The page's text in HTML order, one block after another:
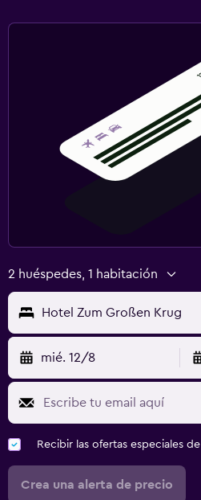
2 huéspedes, 1 habitación
Hotel Zum Großen Krug
mié. 12/8
Recibir las ofertas especiales
Crea una alerta de precio